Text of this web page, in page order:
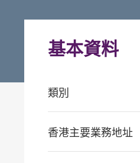
基本資料
類別
香港主要業務地址